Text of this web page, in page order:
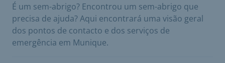
É um sem-abrigo? Encontrou um sem-abrigo que
precisa de ajuda? Aqui encontrará uma visão geral
dos pontos de contacto e dos serviços de
emergência em Munique.